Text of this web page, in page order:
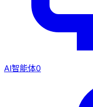
AI智能体0